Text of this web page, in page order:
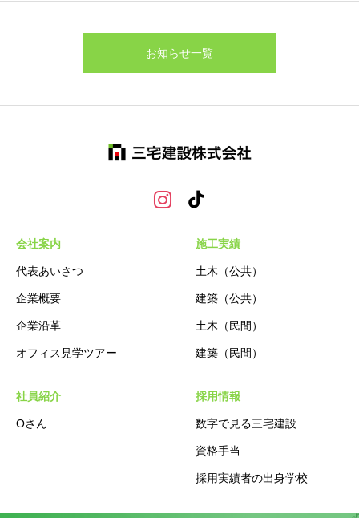
お知らせ一覧
会社案内
代表あいさつ
企業概要
企業沿革
オフィス見学ツアー
施工実績
土木（公共）
建築（公共）
土木（民間）
建築（民間）
社員紹介
Oさん
採用情報
数字で見る三宅建設
資格手当
採用実績者の出身学校